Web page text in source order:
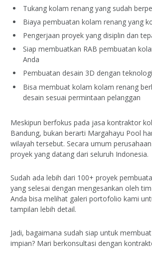
Tukang kolam renang yang sudah
Biaya pembuatan kolam renang yang
Pengerjaan proyek yang disiplin dan
Siap membuatkan RAB pembuatan
Anda
Pembuatan desain 3D dengan
Bisa membuat kolam kolam renang
desain sesuai permintaan pelanggan
Meskipun berfokus pada jasa kontraktor
Bandung, bukan berarti Margahayu Pool
wilayah tersebut. Secara umum
proyek yang datang dari seluruh Indonesia.
Sudah ada lebih dari 100+ proyek
yang selesai dengan mengesankan oleh
Anda bisa melihat galeri portofolio kami
tampilan lebih detail.
Jadi, bagaimana sudah siap untuk
impian? Mari berkonsultasi dengan